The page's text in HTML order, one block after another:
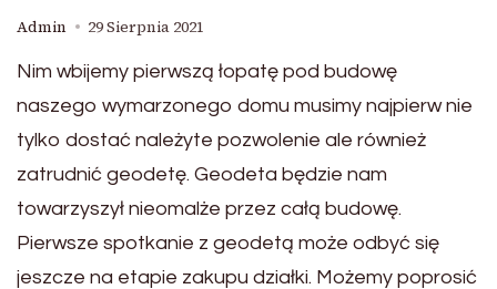
Admin 29 Sierpnia 2021
Nim wbijemy pierwszą łopatę pod budowę
naszego wymarzonego domu musimy najpierw nie
tylko dostać należyte pozwolenie ale również
zatrudnić geodetę. Geodeta będzie nam
towarzyszył nieomalże przez całą budowę.
Pierwsze spotkanie z geodetą może odbyć się
jeszcze na etapie zakupu działki. Możemy poprosić